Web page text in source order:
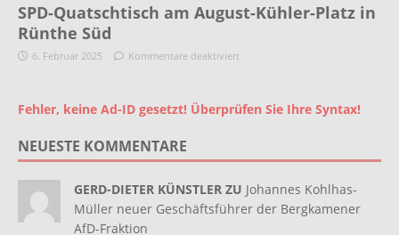
SPD-Quatschtisch am August-Kühler-Platz in
Rünthe Süd
6. Februar 2025 Kommentare deaktiviert
Fehler, keine Ad-ID gesetzt! Überprüfen Sie Ihre Syntax!
NEUESTE KOMMENTARE
GERD-DIETER KÜNSTLER ZU Johannes Kohlhas-
Müller neuer Geschäftsführer der Bergkamener
AfD-Fraktion